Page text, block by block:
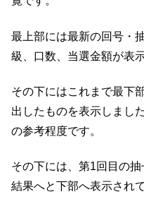
最上部には最新の回号・
級、口数、当選金額が表
その下にはこれまで最下
出したものを表示しまし
の参考程度です。
その下には、第1回目の
結果へと下部へ表示され